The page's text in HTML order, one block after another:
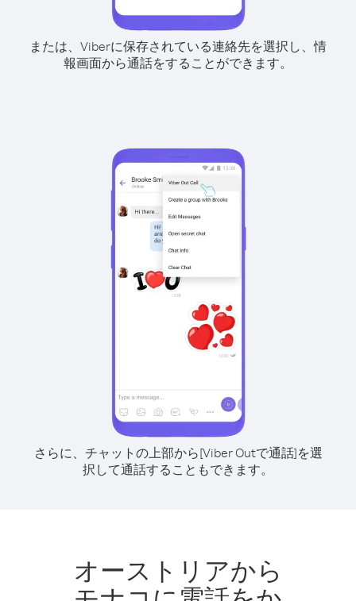
または、Viberに保存されている連絡先を選択し、情
報画面から通話をすることができます。
さらに、チャットの上部から[Viber Outで通話]を選
択して通話することもできます。
オーストリアから